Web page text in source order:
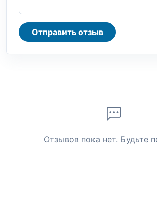
Отправить отзыв
Отзывов пока нет. Будьте